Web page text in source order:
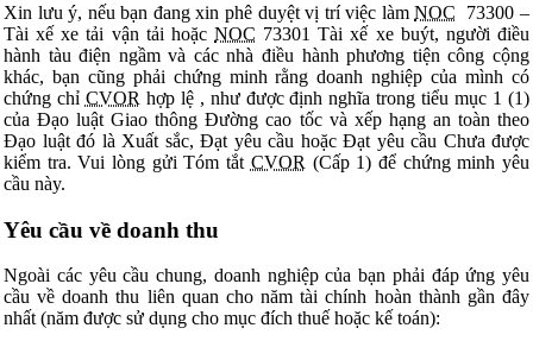
Xin lưu ý, nếu bạn đang xin phê duyệt vị trí việc làmNOC 73300 –
Tài xế xe tải vận tải hoặc NOC 73301 Tài xế xe buýt, người điều
hành tàu điện ngầm và các nhà điều hành phương tiện công cộng
khác, bạn cũng phải chứng minh rằng doanh nghiệp của mình có
chứng chỉ CVOR hợp lệ , như được định nghĩa trong tiểu mục 1 (1)
của Đạo luật Giao thông Đường cao tốc và xếp hạng an toàn theo
Đạo luật đó là Xuất sắc, Đạt yêu cầu hoặc Đạt yêu cầu Chưa được
kiểm tra. Vui lòng gửi Tóm tắt CVOR (Cấp 1) để chứng minh yêu
cầu này.
Yêu cầu về doanh thu
Ngoài các yêu cầu chung, doanh nghiệp của bạn phải đáp ứng yêu
cầu về doanh thu liên quan cho năm tài chính hoàn thành gần đây
nhất (năm được sử dụng cho mục đích thuế hoặc kế toán):